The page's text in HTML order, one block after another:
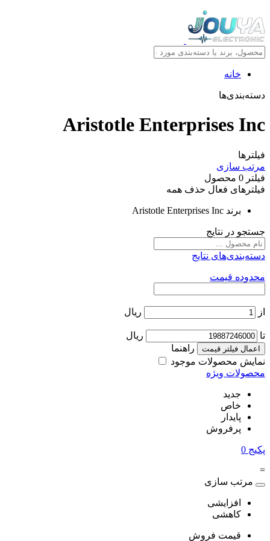
خانه
دسته‌بندی‌ها
Aristotle Enterprises Inc
فیلترها
مرتب سازی
فیلتر 0 محصول
فیلترهای فعال حذف همه
برند Aristotle Enterprises Inc
جستجو در نتایج
دسته‌بندی‌های نتایج
محدوده قیمت
از ریال
تا ریال
اعمال فیلتر قیمت
راهنما
نمایش محصولات موجود
محصولات ویژه
جدید
خاص
پایدار
پرفروش
پکیج 0
=
مرتب سازی
افزایشی
کاهشی
قیمت فروش